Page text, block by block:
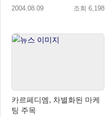
2004.08.09 조회 6,198
카르페디엠, 차별화된 마케
팅 주목